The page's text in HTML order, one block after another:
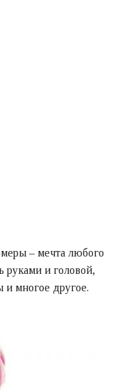
– мечта любого
руками и головой,
и многое другое.